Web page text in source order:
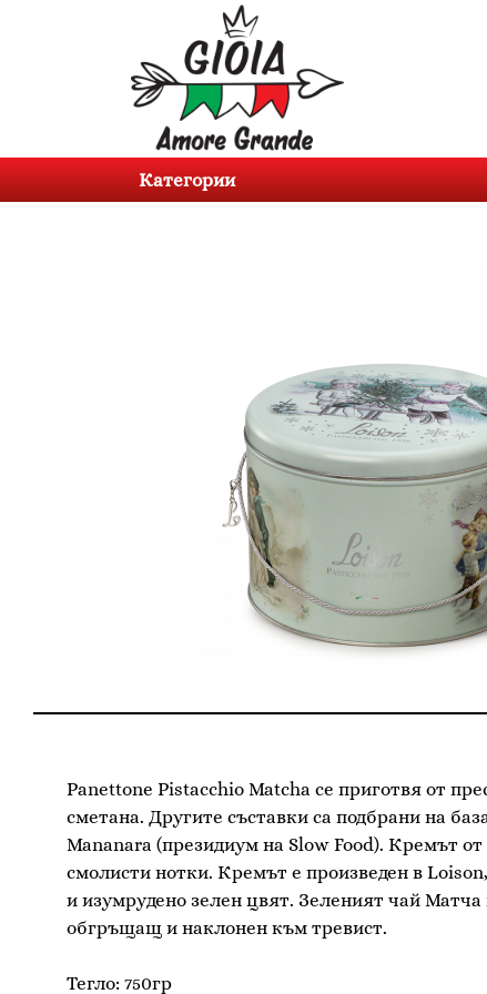
Категории
За
Категории
Panettone Pistacchio Matcha се приготвя от
сметана. Другите съставки са подбрани на
Mananara (президиум на Slow Food). Кремът
смолисти нотки. Кремът е произведен в
и изумрудено зелен цвят. Зеленият чай
обгръщащ и наклонен към тревист.